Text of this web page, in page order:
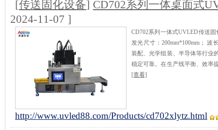
[传送固化设备] CD702系列一体桌面式
2024-11-07 ]
CD702系列一体式UVLED传送
发光尺寸：200mm*100mm； 波
装配、光学组装、半导体等行业
稳定可靠。在生产线平衡、效率
[查看]
http://www.uvled88.com/Products/cd702xlytz.html